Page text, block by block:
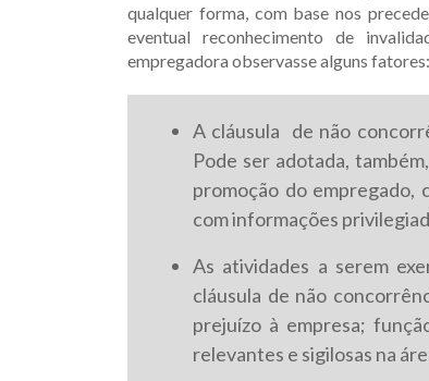
qualquer forma, com base nos
eventual reconhecimento de
empregadora observasse alguns fatores:
A cláusula de não
Pode ser adotada,
promoção do empregado,
com informações
As atividades a serem
cláusula de não
prejuízo à empresa;
relevantes e sigilosas na